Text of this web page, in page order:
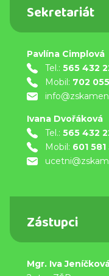
Sekretariát
Pavlína Cimplová
Tel.: 565 432
Mobil: 702
Ivana Dvořáková
Tel.: 565 432
Mobil: 601
Zástupci
Mgr. Iva